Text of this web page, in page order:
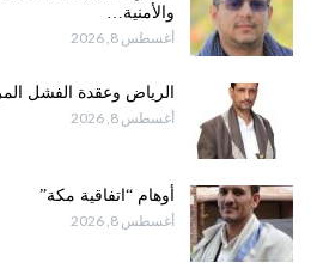
والأمنية…
أغسطس 8, 2026
الرياض وعقدة الفشل
أغسطس 8, 2026
أوهام “اتفاقية مكة”
أغسطس 8, 2026